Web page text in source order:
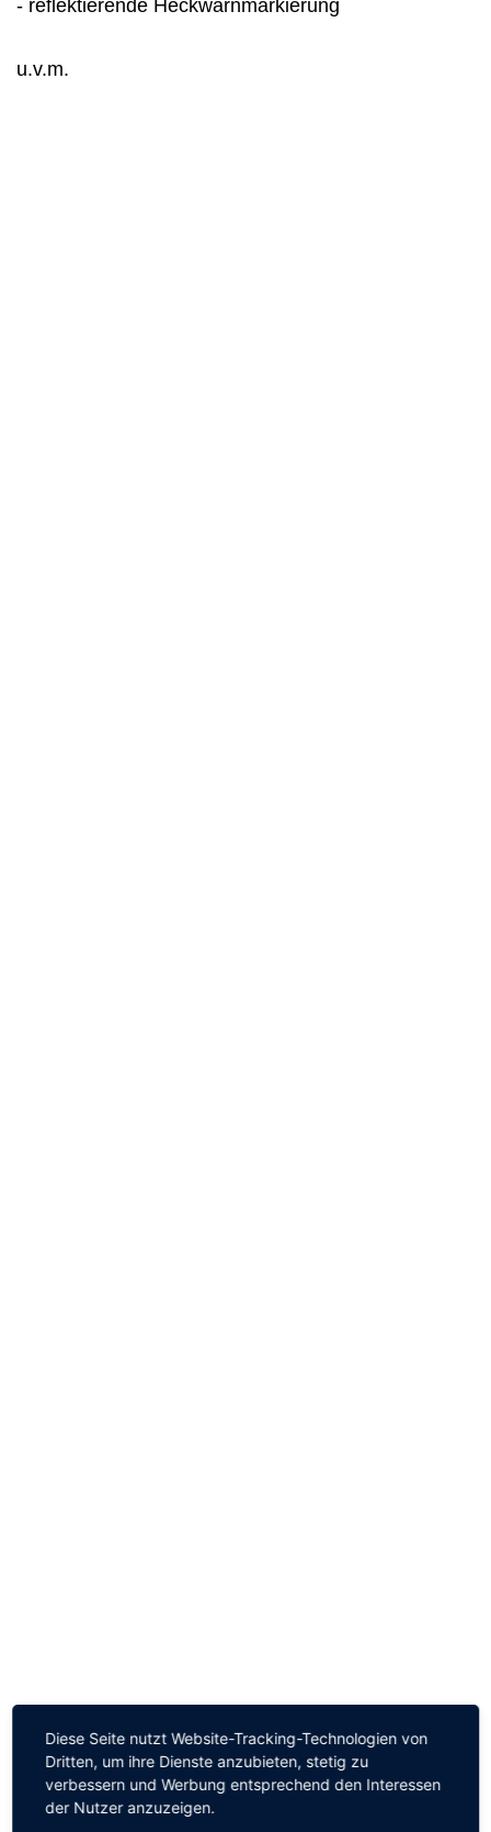
- reflektierende Heckwarnmarkierung
u.v.m.
Diese Seite nutzt Website-Tracking-Technologien von
Dritten, um ihre Dienste anzubieten, stetig zu
verbessern und Werbung entsprechend den Interessen
der Nutzer anzuzeigen.